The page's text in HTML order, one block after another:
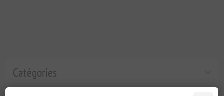
Catégories